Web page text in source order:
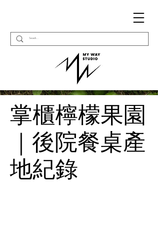
掌櫃檸檬果園
｜後院餐桌產
地紀錄